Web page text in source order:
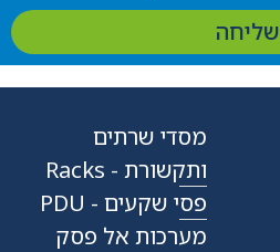
שליחה
מסדי שרתים
ותקשורת - Racks
פסי שקעים - PDU
מערכות אל פסק